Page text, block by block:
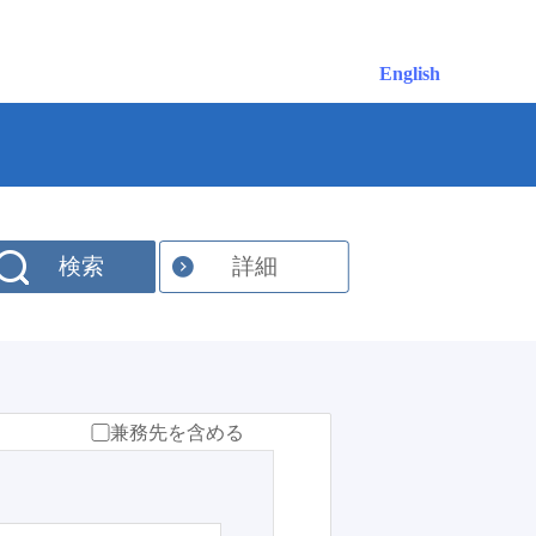
English
検索 詳細
兼務先を含める